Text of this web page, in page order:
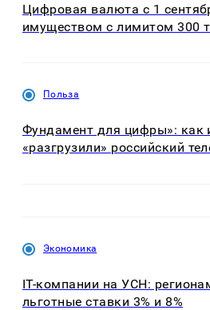
Цифровая валюта с 1
имуществом с лимитом 300
Польза
Фундамент для цифры»: как
«разгрузили» российский
Экономика
IT-компании на УСН:
льготные ставки 3% и 8%